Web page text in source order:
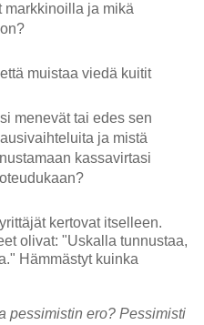
markkinoilla ja mikä
muistaa viedä kuitit
menevät tai edes sen
ja mistä
kassavirtasi
kertovat itselleen.
olivat: "Uskalla tunnustaa,
Hämmästyt kuinka
pessimistin ero? Pessimisti